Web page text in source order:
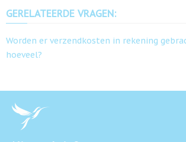
GERELATEERDE VRAGEN:
Worden er verzendkosten in rekening
hoeveel?